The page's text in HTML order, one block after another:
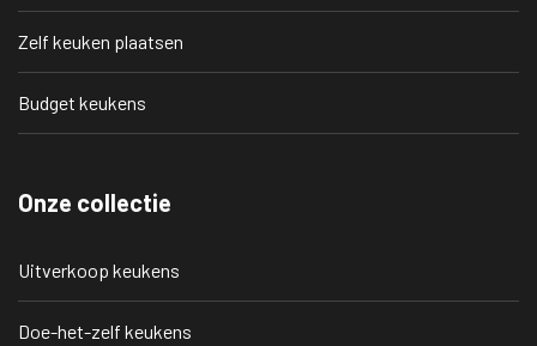
Zelf keuken plaatsen
Budget keukens
Onze collectie
Uitverkoop keukens
Doe-het-zelf keukens